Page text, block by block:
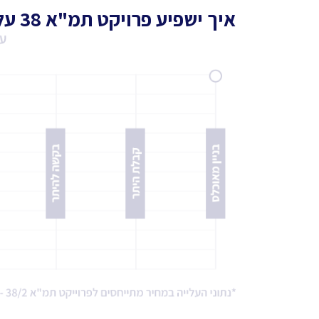
איך ישפיע פרויקט תמ"א 38 על דירה ממוצעת בשכונה?